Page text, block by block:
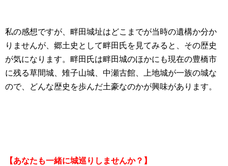
私の感想ですが、畔田城址はどこまでが当時の遺構か分か
りませんが、郷土史として畔田氏を見てみると、その歴史
が気になります。畔田氏は畔田城のほかにも現在の豊橋市
に残る草間城、雉子山城、中瀬古館、上地城が一族の城な
ので、どんな歴史を歩んだ土豪なのかが興味があります。
【あなたも一緒に城巡りしませんか？】